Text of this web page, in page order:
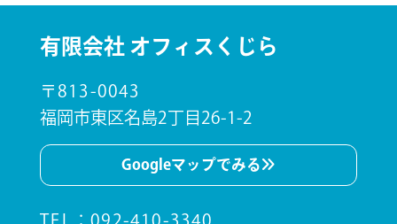
有限会社 オフィスくじら
〒813-0043
福岡市東区名島2丁目26-1-2
Googleマップでみる
TEL ：092-410-3340